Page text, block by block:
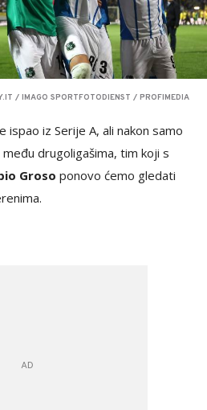
/ IMAGO SPORTFOTODIENST / PROFIMEDIA
ispao iz Serije A, ali nakon samo
drugoligašima, tim koji s
Groso ponovo ćemo gledati